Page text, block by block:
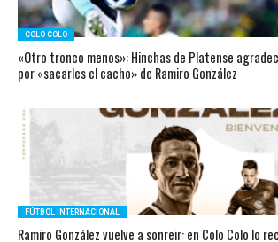
COLO COLO
«Otro tronco menos»: Hinchas de Platense
por «sacarles el cacho» de Ramiro González
FÚTBOL INTERNACIONAL
Ramiro González vuelve a sonreir: en Colo Colo lo